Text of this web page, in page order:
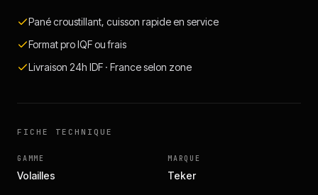
Pané croustillant, cuisson rapide en service
Format pro IQF ou frais
Livraison 24h IDF · France selon zone
FICHE TECHNIQUE
GAMME
Volailles
MARQUE
Teker